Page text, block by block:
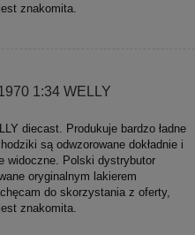
znakomita.
1:34 WELLY
diecast. Produkuje bardzo ładne
są odwzorowane dokładnie i
widoczne. Polski dystrybutor
oryginalnym lakierem
do skorzystania z oferty,
znakomita.